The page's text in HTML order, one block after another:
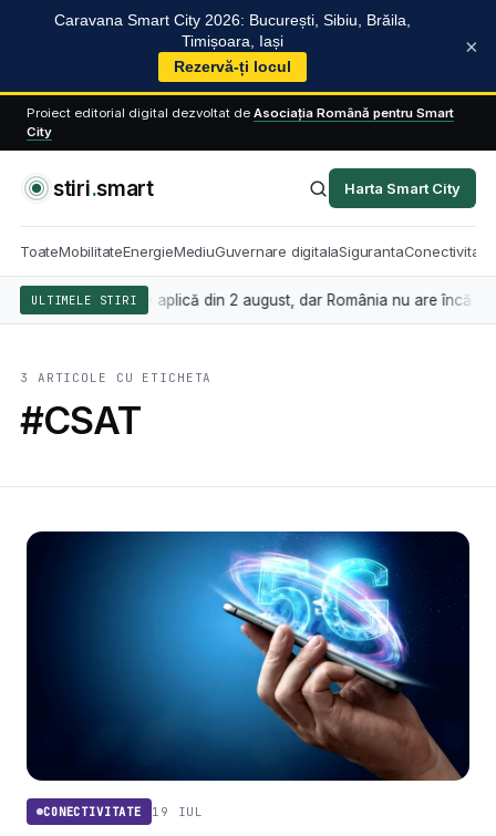
Caravana Smart City 2026: București, Sibiu, Brăila,
Timișoara, Iași
Rezervă-ți locul
×
Proiect editorial digital dezvoltat de Asociația Română pentru Smart
City
stiri.smart Harta Smart City
ToateMobilitateEnergieMediuGuvernare digitalaSigurantaConectivitate
ULTIMELE STIRI
artificială se aplică din 2 august, dar România nu are încă
3 ARTICOLE CU ETICHETA
#CSAT
CONECTIVITATE 19 IUL